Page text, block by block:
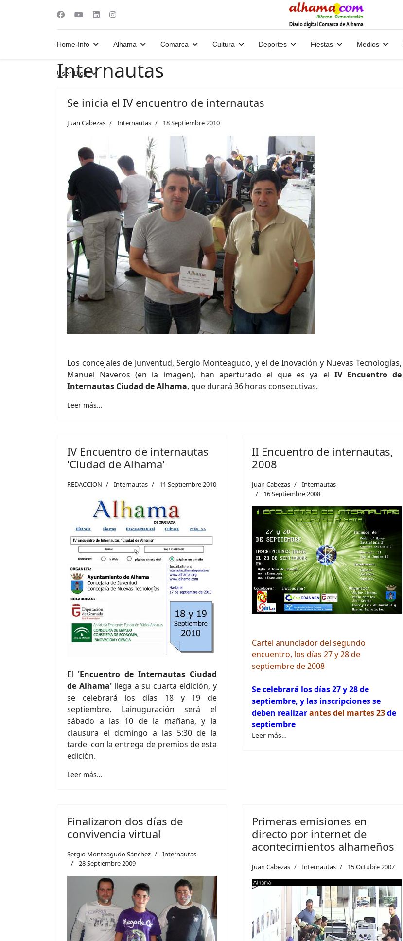
Home-Info Alhama Comarca Cultura Deportes Fiestas Medios
User-Blog
Internautas
Se inicia el IV encuentro de internautas
Juan Cabezas Internautas 18 Septiembre 2010
Los concejales de Junventud, Sergio Monteagudo, y el de Inovación y Nuevas Tecnologías,
Manuel Naveros (en la imagen), han aperturado el que es ya el IV Encuentro de
Internautas Ciudad de Alhama, que durará 36 horas consecutivas.
Leer más…
IV Encuentro de internautas
'Ciudad de Alhama'
REDACCION Internautas 11 Septiembre 2010
El 'Encuentro de Internautas Ciudad
de Alhama'llega a su cuarta eidición, y
se celebrará los días 18 y 19 de
septiembre. Lainuguración será el
sábado a las 10 de la mañana, y la
clausura el domingo a las 5:30 de la
tarde, con la entrega de premios de esta
edición.
Leer más…
II Encuentro de internautas,
2008
Juan Cabezas
Internautas
16 Septiembre 2008
Cartel anunciador del segundo
encuentro, los días 27 y 28 de
septiembre de 2008
Se celebrará los días 27 y 28 de
septiembre, y las inscripciones se
deben realizarantes del martes 23de
septiembre
Leer más…
Finalizaron dos días de
convivencia virtual
Sergio Monteagudo Sánchez
Internautas
28 Septiembre 2009
Primeras emisiones en
directo por internet de
acontecimientos alhameños
Juan Cabezas Internautas 15 Octubre 2007